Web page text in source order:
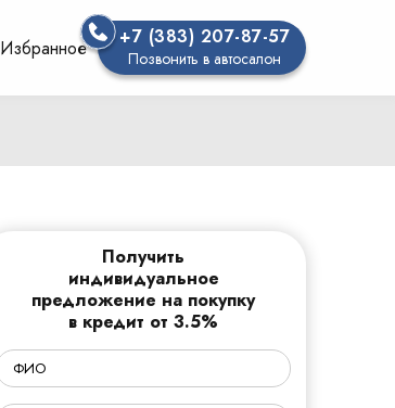
Избранное +7 (383) 207-87-57
Позвонить в автосалон
Получить
индивидуальное
предложение на покупку
в кредит от 3.5%